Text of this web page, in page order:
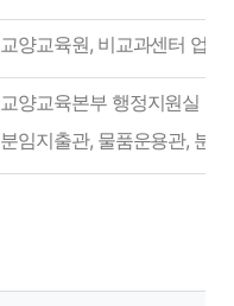
교양교육원, 비교과센터 업무
교양교육본부 행정지원실 업
분임지출관, 물품운용관, 분